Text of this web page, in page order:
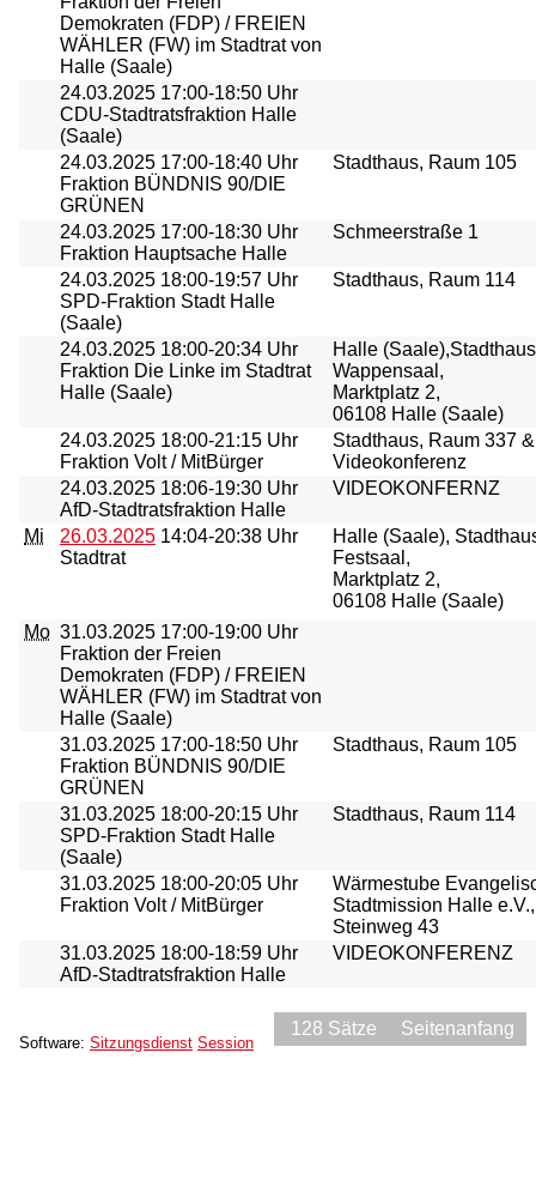
Demokraten (FDP) / FREIEN
WÄHLER (FW) im Stadtrat von
Halle (Saale)
24.03.2025 17:00-18:50 Uhr
CDU-Stadtratsfraktion Halle
(Saale)
24.03.2025 17:00-18:40 Uhr
Fraktion BÜNDNIS 90/DIE
GRÜNEN
Stadthaus, Raum 105
24.03.2025 17:00-18:30 Uhr
Fraktion Hauptsache Halle
Schmeerstraße 1
24.03.2025 18:00-19:57 Uhr
SPD-Fraktion Stadt Halle
(Saale)
Stadthaus, Raum 114
24.03.2025 18:00-20:34 Uhr
Fraktion Die Linke im Stadtrat
Halle (Saale)
Halle
Wappensaal,
Marktplatz 2,
06108 Halle (Saale)
24.03.2025 18:00-21:15 Uhr
Fraktion Volt / MitBürger
Stadthaus, Raum 337 &
Videokonferenz
24.03.2025 18:06-19:30 Uhr
AfD-Stadtratsfraktion Halle
VIDEOKONFERNZ
Mi 26.03.2025 14:04-20:38 Uhr
Stadtrat
Halle (Saale),
Festsaal,
Marktplatz 2,
06108 Halle (Saale)
Mo 31.03.2025 17:00-19:00 Uhr
Fraktion der Freien
Demokraten (FDP) / FREIEN
WÄHLER (FW) im Stadtrat von
Halle (Saale)
31.03.2025 17:00-18:50 Uhr
Fraktion BÜNDNIS 90/DIE
GRÜNEN
Stadthaus, Raum 105
31.03.2025 18:00-20:15 Uhr
SPD-Fraktion Stadt Halle
(Saale)
Stadthaus, Raum 114
31.03.2025 18:00-20:05 Uhr
Fraktion Volt / MitBürger
Wärmestube
Stadtmission Halle e.V.,
Steinweg 43
31.03.2025 18:00-18:59 Uhr
AfD-Stadtratsfraktion Halle
VIDEOKONFERENZ
128 Sätze Seitenanfang
Software: Sitzungsdienst Session